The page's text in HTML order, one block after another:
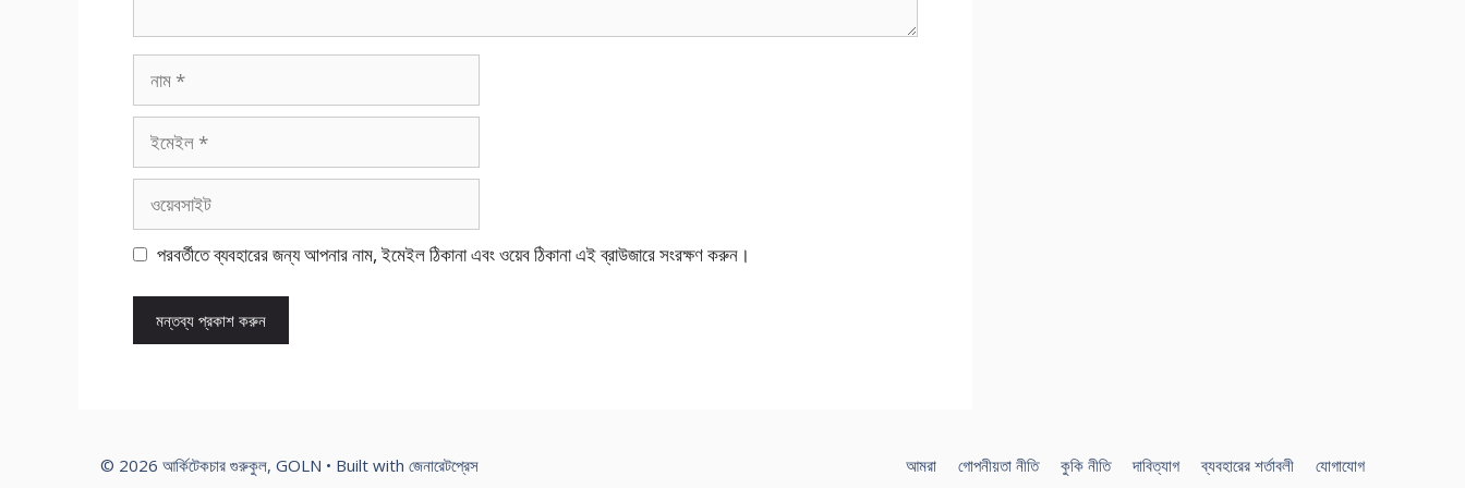
ইমেইল
পরবর্তীতে ব্যবহারের জন্য আপনার নাম, ইমেইল ঠিকানা এবং ওয়েব ঠিকানা এই ব্রাউজারে সংরক্ষণ করুন।
আমরা গোপনীয়তা নীতি কুকি নীতি দাবিত্যাগ ব্যবহারের শর্তাবলী যোগাযোগ
© 2026 আর্কিটেকচার গুরুকুল, GOLN • Built with জেনারেটপ্রেস